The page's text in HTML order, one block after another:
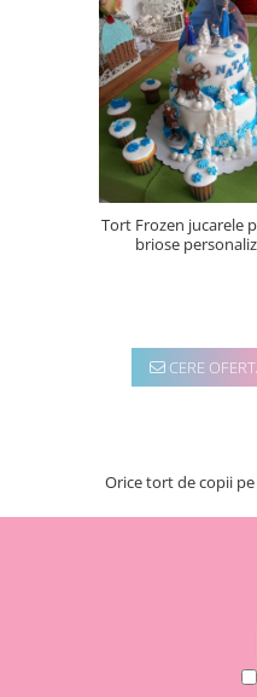
Tort Frozen jucarele
briose
CERE
Orice tort de copii